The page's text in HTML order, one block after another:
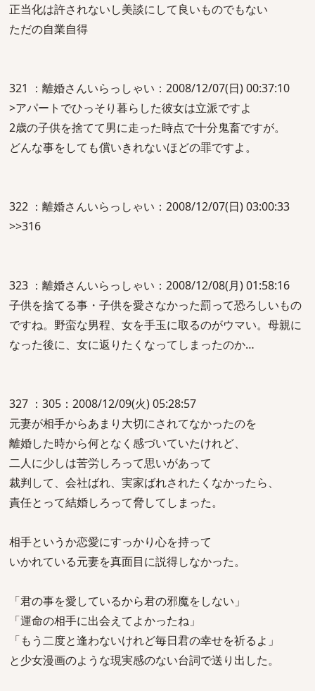
正当化は許されないし美談にして良いものでもない
ただの自業自得
321 ：離婚さんいらっしゃい：2008/12/07(日) 00:37:10
>アパートでひっそり暮らした彼女は立派ですよ
2歳の子供を捨てて男に走った時点で十分鬼畜ですが。
どんな事をしても償いきれないほどの罪ですよ。
322 ：離婚さんいらっしゃい：2008/12/07(日) 03:00:33
>>316
323 ：離婚さんいらっしゃい：2008/12/08(月) 01:58:16
子供を捨てる事・子供を愛さなかった罰って恐ろしいもの
ですね。野蛮な男程、女を手玉に取るのがウマい。母親に
なった後に、女に返りたくなってしまったのか…
327 ：305：2008/12/09(火) 05:28:57
元妻が相手からあまり大切にされてなかったのを
離婚した時から何となく感づいていたけれど、
二人に少しは苦労しろって思いがあって
裁判して、会社ばれ、実家ばれされたくなかったら、
責任とって結婚しろって脅してしまった。
相手というか恋愛にすっかり心を持って
いかれている元妻を真面目に説得しなかった。
「君の事を愛しているから君の邪魔をしない」
「運命の相手に出会えてよかったね」
「もう二度と逢わないけれど毎日君の幸せを祈るよ」
と少女漫画のような現実感のない台詞で送り出した。